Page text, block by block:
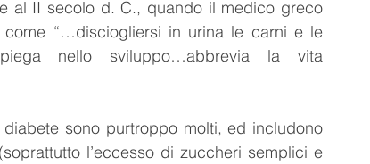
al II secolo d. C., quando il medico greco
“…disciogliersi in urina le carni e le
nello sviluppo…abbrevia la vita
sono purtroppo molti, ed includono
l’eccesso di zuccheri semplici e